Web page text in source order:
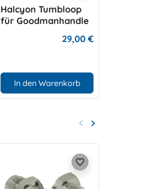
Halcyon Tumbloop
für Goodmanhandle
29,00 €
In den Warenkorb
Zurück
keyboard_arrow_left Weiter
keyboard_arrow_right
favorite_border